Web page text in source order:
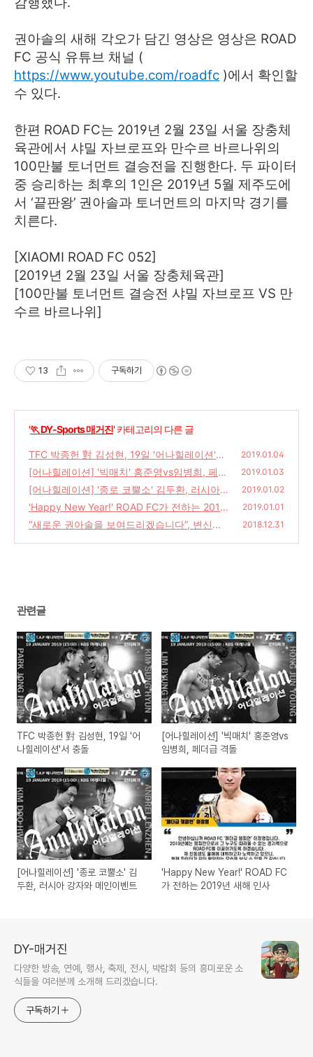
권아솔의 새해 각오가 담긴 영상은 영상은 ROAD
FC 공식 유튜브 채널 (
https://www.youtube.com/roadfc )에서 확인할
수 있다.
한편 ROAD FC는 2019년 2월 23일 서울 장충체
육관에서 샤밀 자브로프와 만수르 바르나위의
100만불 토너먼트 결승전을 진행한다. 두 파이터
중 승리하는 최후의 1인은 2019년 5월 제주도에
서 ‘끝판왕’ 권아솔과 토너먼트의 마지막 경기를
치른다.
[XIAOMI ROAD FC 052]
[2019년 2월 23일 서울 장충체육관]
[100만불 토너먼트 결승전 샤밀 자브로프 VS 만
수르 바르나위]
13 구독하기
'🏃 DY-Sports 매거진' 카테고리의 다른 글
TFC 박종헌 對 김성현, 19일 '어나힐레이션'서
충돌
(2)
2019.01.04
[어나힐레이션] '빅매치' 홍준영vs임병희, 페더
급 격돌
(0)
2019.01.03
[어나힐레이션] '종로 코뿔소' 김두환, 러시아
강자와 메인이벤트
(0)
2019.01.02
'Happy New Year!' ROAD FC가 전하는 2019
년 새해 인사
(0)
2019.01.01
“새로운 권아솔을 보여드리겠습니다”, 변신을
2018.12.31
관련글
TFC 박종헌 對 김성현, 19일 '어
나힐레이션'서 충돌
[어나힐레이션] '빅매치' 홍준영vs
임병희, 페더급 격돌
[어나힐레이션] '종로 코뿔소' 김
두환, 러시아 강자와 메인이벤트
'Happy New Year!' ROAD FC
가 전하는 2019년 새해 인사
DY-매거진
다양한 방송, 연예, 행사, 축제, 전시, 박람회 등의 흥미로운 소
식들을 여러분께 소개해 드리겠습니다.
구독하기